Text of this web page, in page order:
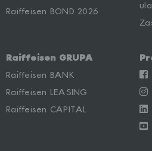
Raiffeisen BOND 2026
Raiffeisen GRUPA
Raiffeisen BANK
Raiffeisen LEASING
Raiffeisen CAPITAL